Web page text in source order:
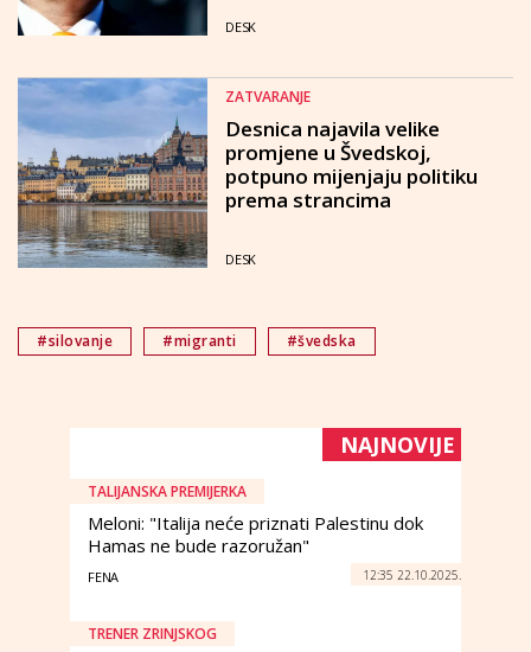
DESK
ZATVARANJE
Desnica najavila velike
promjene u Švedskoj,
potpuno mijenjaju politiku
prema strancima
DESK
#silovanje #migranti #švedska
NAJNOVIJE
TALIJANSKA PREMIJERKA
Meloni: "Italija neće priznati Palestinu dok
Hamas ne bude razoružan"
FENA 12:35 22.10.2025.
TRENER ZRINJSKOG